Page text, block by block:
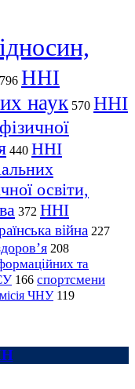
796 ННІ
наук 570 ННІ
440 ННІ
освіти,
372 ННІ
війна 227
208
та
166 спортсмени
ЧНУ 119